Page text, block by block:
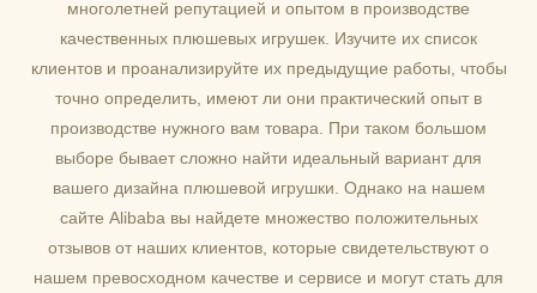
многолетней репутацией и опытом в производстве
качественных плюшевых игрушек. Изучите их список
клиентов и проанализируйте их предыдущие работы, чтобы
точно определить, имеют ли они практический опыт в
производстве нужного вам товара. При таком большом
выборе бывает сложно найти идеальный вариант для
вашего дизайна плюшевой игрушки. Однако на нашем
сайте Alibaba вы найдете множество положительных
отзывов от наших клиентов, которые свидетельствуют о
нашем превосходном качестве и сервисе и могут стать для